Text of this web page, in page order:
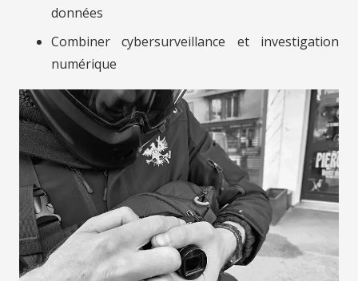
données
Combiner cybersurveillance et investigation
numérique